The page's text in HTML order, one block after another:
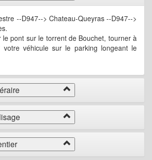
--D947--> Chateau-Queyras --D947-->
le pont sur le torrent de Bouchet, tourner à
votre véhicule sur le parking longeant le